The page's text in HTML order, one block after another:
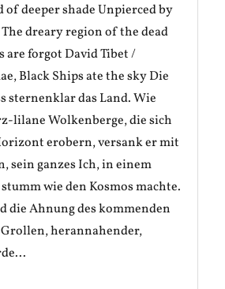
deeper shade Unpierced by
dreary region of the dead
are forgot David Tibet /
Black Ships ate the sky Die
sternenklar das Land. Wie
lilane Wolkenberge, die sich
erobern, versank er mit
sein ganzes Ich, in einem
wie den Kosmos machte.
die Ahnung des kommenden
Grollen, herannahender,